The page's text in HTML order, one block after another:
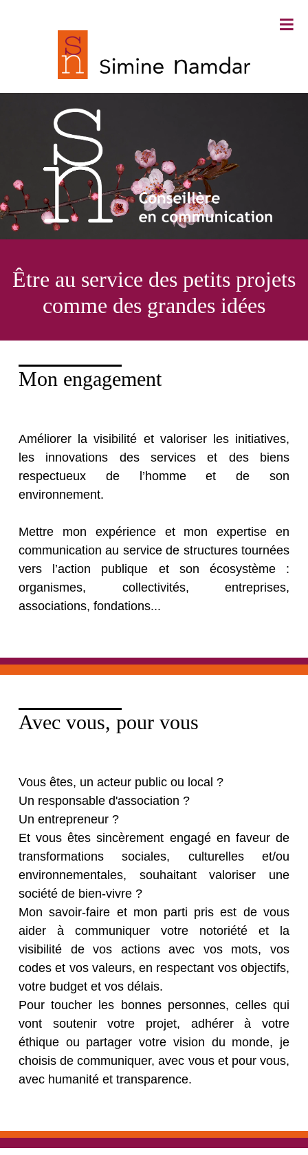
Simine Namdar ∙ Conseillère en
communication
Être au service des petits projets
comme des grandes idées
Mon engagement
Améliorer la visibilité et valoriser les initiatives,
les innovations des services et des biens
respectueux de l’homme et de son
environnement.
Mettre mon expérience et mon expertise en
communication au service de structures tournées
vers l’action publique et son écosystème :
organismes, collectivités, entreprises,
associations, fondations...
Avec vous, pour vous
Vous êtes, un acteur public ou local ?
Un responsable d'association ?
Un entrepreneur ?
Et vous êtes sincèrement engagé en faveur de
transformations sociales, culturelles et/ou
environnementales, souhaitant valoriser une
société de bien-vivre ?
Mon savoir-faire et mon parti pris est de vous
aider à communiquer votre notoriété et la
visibilité de vos actions avec vos mots, vos
codes et vos valeurs, en respectant vos objectifs,
votre budget et vos délais.
Pour toucher les bonnes personnes, celles qui
vont soutenir votre projet, adhérer à votre
éthique ou partager votre vision du monde, je
choisis de communiquer, avec vous et pour vous,
avec humanité et transparence.
≡